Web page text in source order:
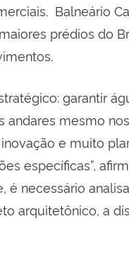
Balneário
prédios do
garantir
mesmo
e muito
específicas”,
é necessário
arquitetônico, a